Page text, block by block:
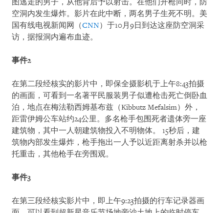
图逃走的男子，从他背后予以射击。在他们开枪同时，防
空洞内发生爆炸。影片在此中断，两名男子生死不明。美
国有线电视新闻网（CNN）于10月9日到达这座防空洞采
访，据报洞内遍布血迹。
事件2
在第二段经核实的影片中，即保全摄影机于上午8:43拍摄
的画面，可看到一名著平民服装男子似遭枪击死亡倒卧血
泊，地点在梅法勒西姆基布兹（Kibbutz Mefalsim）外，
距雷伊姆公车站约24公里。多名枪手包围死者遗体旁一座
建筑物，其中一人朝建筑物投入不明物体。 15秒后，建
筑物内部发生爆炸，枪手拖出一人予以近距离射杀并以枪
托重击，其他枪手在旁围观。
事件3
在第三段经核实影片中，即上午9:23拍摄的行车记录器画